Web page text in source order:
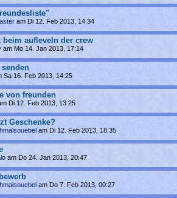
am Di 12. Feb 2013, 14:34
beim aufleveln der crew
am Mo 14. Jan 2013, 17:14
Sa 16. Feb 2013, 14:25
von freunden
Di 12. Feb 2013, 13:25
Geschenke?
am Di 12. Feb 2013, 18:35
am Do 24. Jan 2013, 20:47
am Do 7. Feb 2013, 00:27